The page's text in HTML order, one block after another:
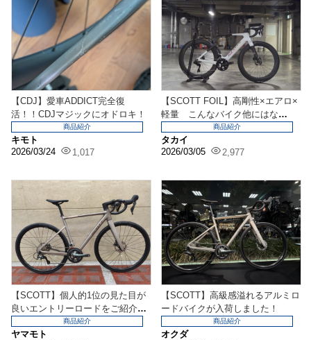
【CDJ】愛車ADDICT完全復
活！！CDJマジックにオドロキ！
キモト
2026/03/24
1,017
商品紹介
【SCOTT FOIL】高剛性×エアロ×
軽量 こんなバイク他にはな
タカイ
2026/03/05
2,977
商品紹介
【SCOTT】個人的1位の見た目が
良いエントリーロードをご紹介い
ヤマモト
商品紹介
【SCOTT】高級感溢れるアルミロ
ードバイクが入荷しました！
オクダ
商品紹介